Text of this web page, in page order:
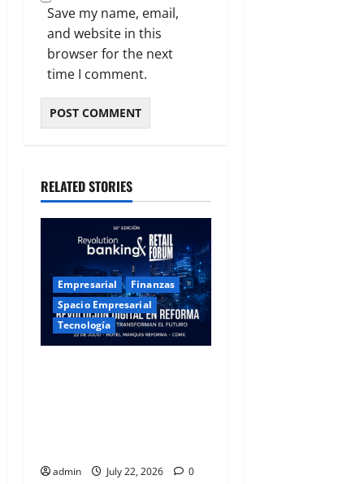
Save my name, email,
and website in this
browser for the next
time I comment.
RELATED STORIES
Empresarial
Finanzas
Spacio Empresarial
Tecnología
admin July 22, 2026 0